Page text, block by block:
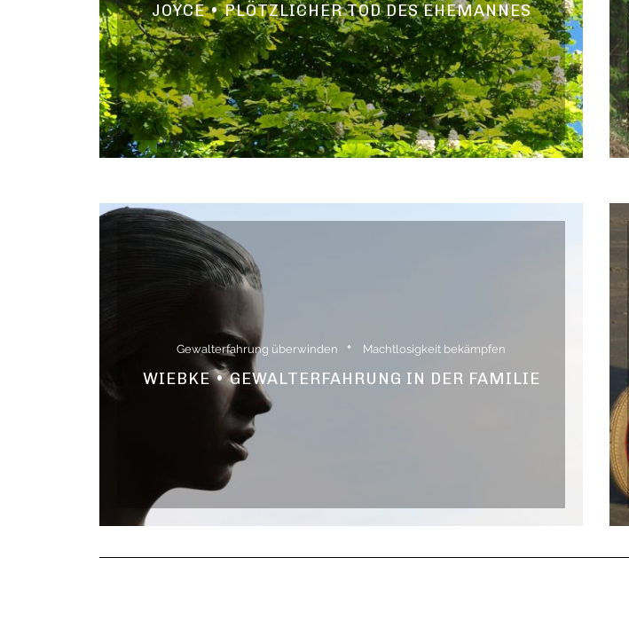
JOYCE • PLÖTZLICHER TOD DES EHEMANNES
Gewalterfahrung überwinden Machtlosigkeit bekämpfen
WIEBKE • GEWALTERFAHRUNG IN DER FAMILIE